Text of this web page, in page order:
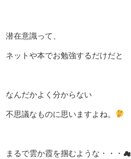
潜在意識って、
ネットや本でお勉強するだけだと
なんだかよく分からない
不思議なものに思いますよね。
まるで雲か霞を掴むような・・・☁